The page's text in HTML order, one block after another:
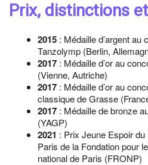
Prix, distinctions
2015 : Médaille d’argent au
Tanzolymp (Berlin,
2017 : Médaille d’or au
(Vienne, Autriche)
2017 : Médaille d’or au
classique de Grasse
2017 : Médaille de bronze
(YAGP)
2021 : Prix Jeune Espoir du
Paris de la Fondation pour
national de Paris (FRONP)